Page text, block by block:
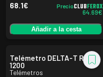
68.1€ PrecioCLUBFEROX
64.69€
Añadir a la cesta
Telémetro DELTA-T RF
1200
Telémetros